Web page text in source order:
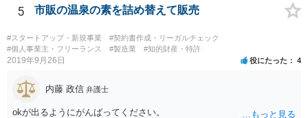
の弁護士に変更するのが通常でしょう。それでも、担当弁護士を変え
てくれない場合は、他の弁護士の担当案件が一般で担当を変えられな
いなどの事情があるかと思います。 担当弁護士が変わらず、仕事内容
も改善されない場合には、決済権限を持つ上司に相談し、顧問契約自
体を見直すのが一番かと思います。
5 市販の温泉の素を詰め替えて販売
#スタートアップ・新規事業
#契約書作成・リーガルチェック
#個人事業主・フリーランス
#製造業 #知的財産・特許
2019年9月26日 役にたった 4
内藤 政信 弁護士
okが出るようにがんばってください。